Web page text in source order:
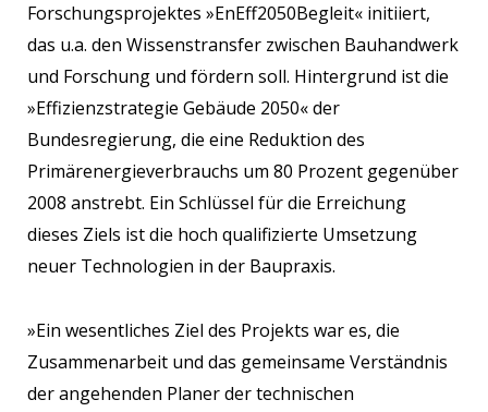
Forschungsprojektes »EnEff2050Begleit« initiiert,
das u.a. den Wissenstransfer zwischen Bauhandwerk
und Forschung und fördern soll. Hintergrund ist die
»Effizienzstrategie Gebäude 2050« der
Bundesregierung, die eine Reduktion des
Primärenergieverbrauchs um 80 Prozent gegenüber
2008 anstrebt. Ein Schlüssel für die Erreichung
dieses Ziels ist die hoch qualifizierte Umsetzung
neuer Technologien in der Baupraxis.
»Ein wesentliches Ziel des Projekts war es, die
Zusammenarbeit und das gemeinsame Verständnis
der angehenden Planer der technischen